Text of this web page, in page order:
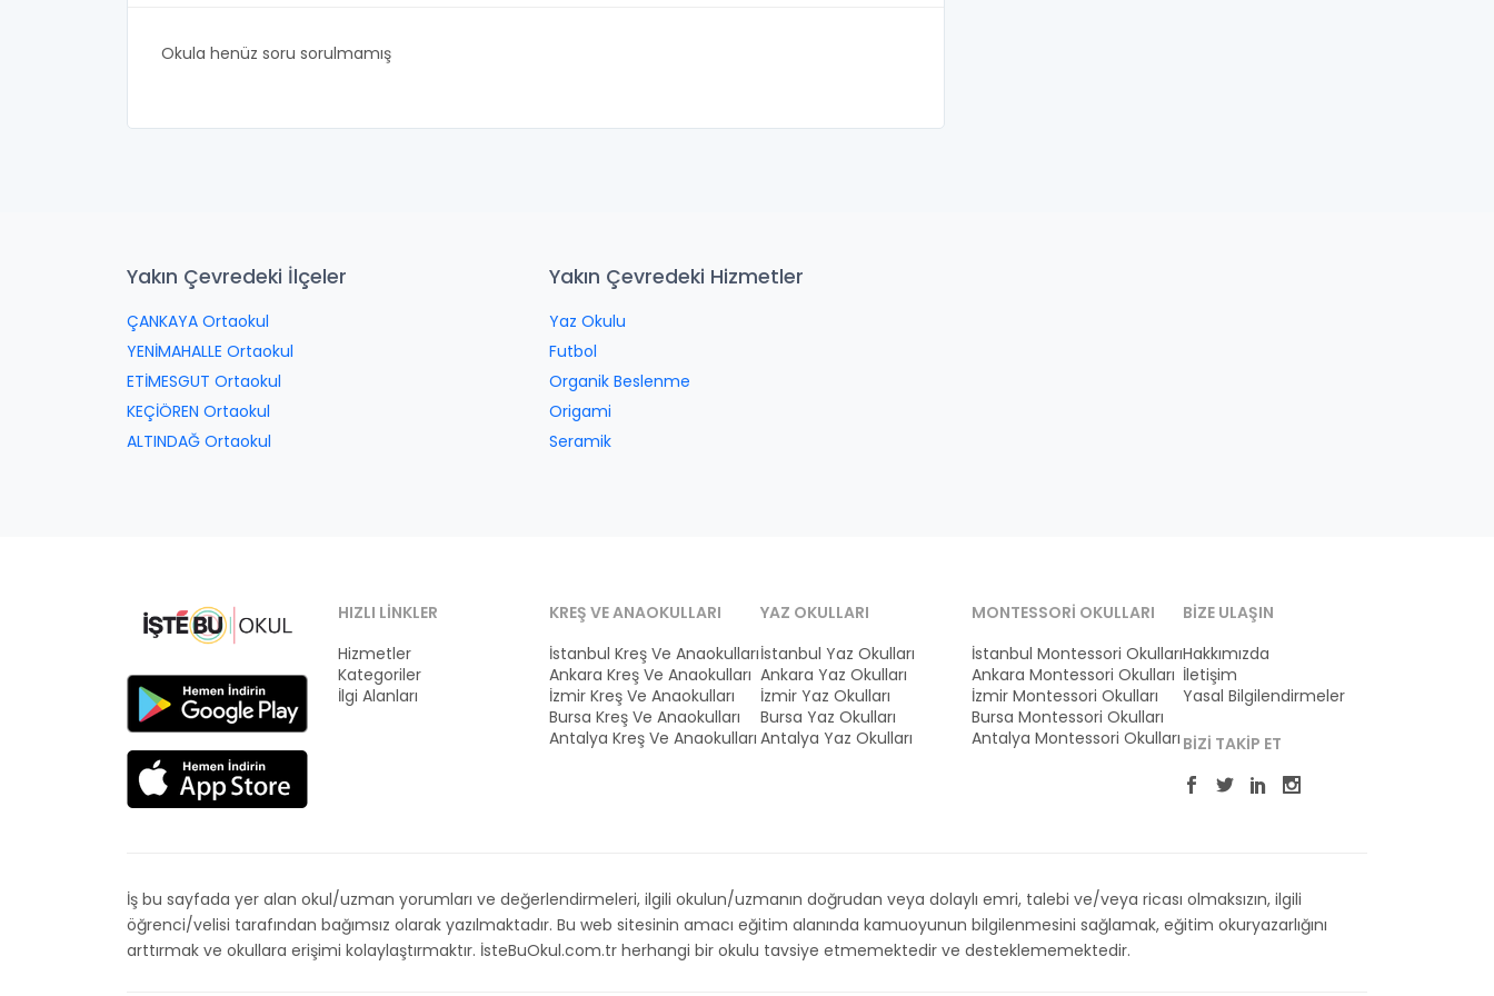
Okula henüz soru sorulmamış
Yakın Çevredeki İlçeler
ÇANKAYA Ortaokul
YENİMAHALLE Ortaokul
ETİMESGUT Ortaokul
KEÇİÖREN Ortaokul
ALTINDAĞ Ortaokul
Yakın Çevredeki Hizmetler
Yaz Okulu
Futbol
Organik Beslenme
Origami
Seramik
HIZLI LINKLER
Hizmetler
Kategoriler
İlgi Alanları
KREŞ VE ANAOKULLARI
İstanbul Kreş Ve Anaokulları
Ankara Kreş Ve Anaokulları
İzmir Kreş Ve Anaokulları
Bursa Kreş Ve Anaokulları
Antalya Kreş Ve Anaokulları
YAZ OKULLARI
İstanbul Yaz Okulları
Ankara Yaz Okulları
İzmir Yaz Okulları
Bursa Yaz Okulları
Antalya Yaz Okulları
MONTESSORI OKULLARI
İstanbul Montessori Okulları
Ankara Montessori Okulları
İzmir Montessori Okulları
Bursa Montessori Okulları
Antalya Montessori Okulları
BIZE ULAŞIN
Hakkımızda
İletişim
Yasal Bilgilendirmeler
BIZI TAKIP ET
İş bu sayfada yer alan okul/uzman yorumları ve değerlendirmeleri, ilgili okulun/uzmanın doğrudan veya dolaylı emri, talebi ve/veya ricası olmaksızın, ilgili
öğrenci/velisi tarafından bağımsız olarak yazılmaktadır. Bu web sitesinin amacı eğitim alanında kamuoyunun bilgilenmesini sağlamak, eğitim okuryazarlığını
arttırmak ve okullara erişimi kolaylaştırmaktır. İsteBuOkul.com.tr herhangi bir okulu tavsiye etmemektedir ve desteklememektedir.